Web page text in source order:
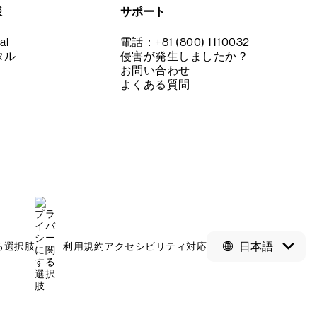
ル
サポート
電話：+81 (800) 1110032
侵害が発生しましたか？
お問い合わせ
よくある質問
日本語
選択肢 利用規約アクセシビリティ対応